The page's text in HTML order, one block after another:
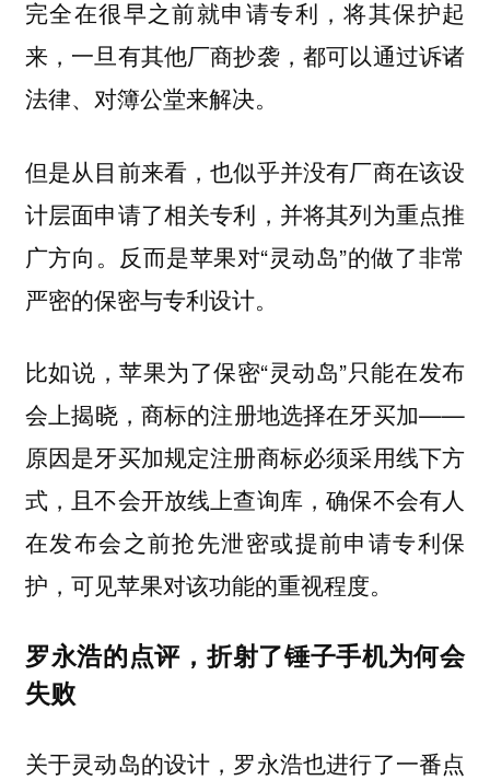
完全在很早之前就申请专利，将其保护起
来，一旦有其他厂商抄袭，都可以通过诉诸
法律、对簿公堂来解决。
但是从目前来看，也似乎并没有厂商在该设
计层面申请了相关专利，并将其列为重点推
广方向。反而是苹果对“灵动岛”的做了非常
严密的保密与专利设计。
比如说，苹果为了保密“灵动岛”只能在发布
会上揭晓，商标的注册地选择在牙买加——
原因是牙买加规定注册商标必须采用线下方
式，且不会开放线上查询库，确保不会有人
在发布会之前抢先泄密或提前申请专利保
护，可见苹果对该功能的重视程度。
罗永浩的点评，折射了锤子手机为何会
失败
关于灵动岛的设计，罗永浩也进行了一番点